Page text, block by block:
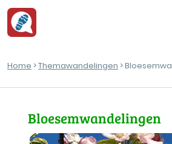
Home >Themawandelingen >
Bloesemwandelingen